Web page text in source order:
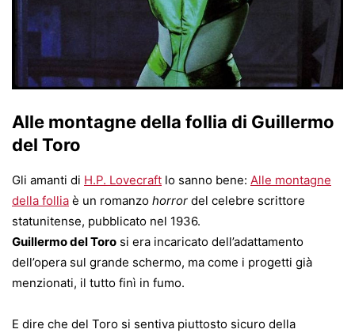
Alle montagne della follia di Guillermo
del Toro
Gli amanti di H.P. Lovecraft lo sanno bene: Alle montagne
della follia è un romanzo horror del celebre scrittore
statunitense, pubblicato nel 1936.
Guillermo del Toro si era incaricato dell’adattamento
dell’opera sul grande schermo, ma come i progetti già
menzionati, il tutto finì in fumo.
E dire che del Toro si sentiva piuttosto sicuro della